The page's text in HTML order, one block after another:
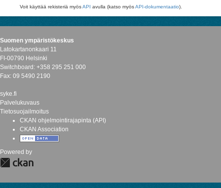
Voit käyttää rekisteriä myösAPI avulla (katso myösAPI-dokumentaatio).
Suomen ympäristökeskus
Latokartanonkaari 11
FI-00790 Helsinki
Switchboard: +358 295 251 000
Fax: 09 5490 2190
syke.fi
Palvelukuvaus
Tietosuojailmoitus
CKAN ohjelmointirajapinta (API)
CKAN Association
Powered by